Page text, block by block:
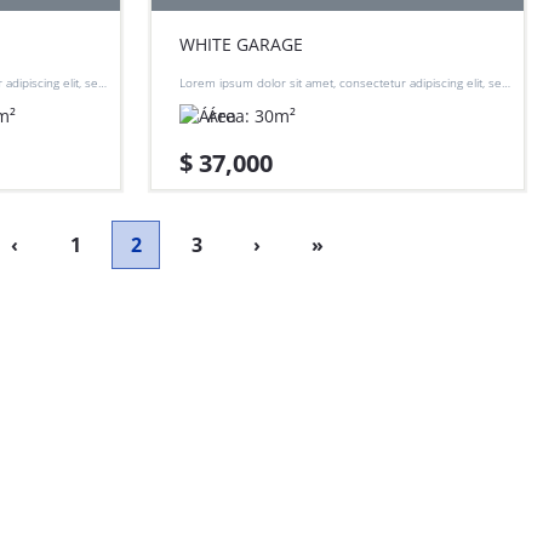
elit, sed
dolore magna
WHITE GARAGE
Lorem ipsum dolor sit amet, consectetur adipiscing elit, sed
do eiusmod tempor incididunt ut labore et dolore magna
aliqua.Área: 30m²
$ 37,000
‹ 1 2 3 › »